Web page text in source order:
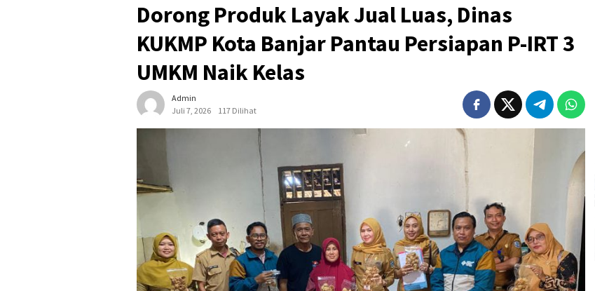
Dorong Produk Layak Jual Luas, Dinas
KUKMP Kota Banjar Pantau Persiapan P-IRT 3
UMKM Naik Kelas
Admin
Juli 7, 2026
117 Dilihat